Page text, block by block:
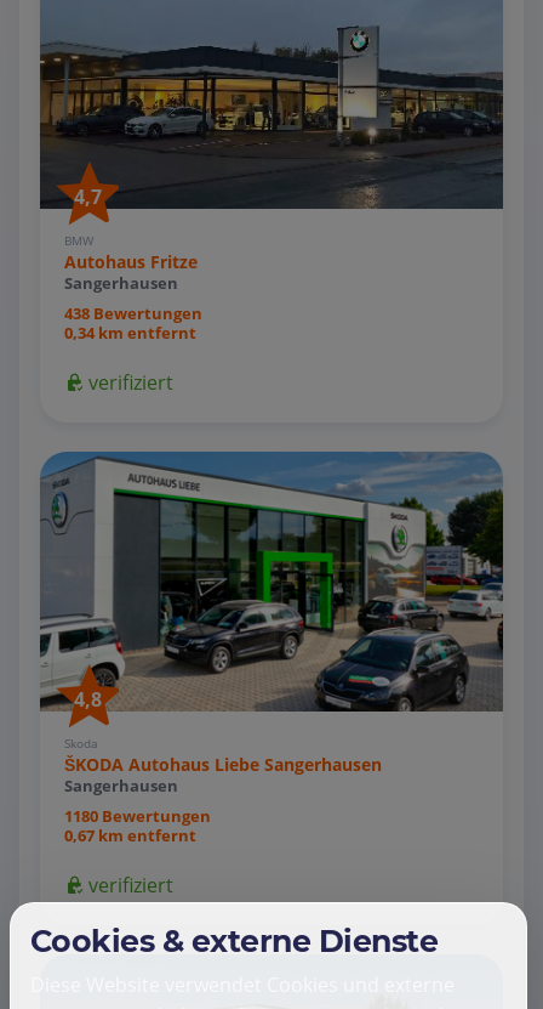
4,7
BMW
Autohaus Fritze
Sangerhausen
438 Bewertungen
0,34 km entfernt
verifiziert
4,8
Skoda
ŠKODA Autohaus Liebe Sangerhausen
Sangerhausen
1180 Bewertungen
0,67 km entfernt
verifiziert
Cookies & externe Dienste